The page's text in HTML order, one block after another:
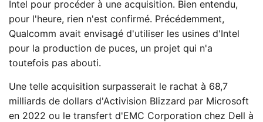
Intel pour procéder à une acquisition. Bien entendu,
pour l'heure, rien n'est confirmé. Précédemment,
Qualcomm avait envisagé d'utiliser les usines d'Intel
pour la production de puces, un projet qui n'a
toutefois pas abouti.
Une telle acquisition surpasserait le rachat à 68,7
milliards de dollars d'Activision Blizzard par Microsoft
en 2022 ou le transfert d'EMC Corporation chez Dell à